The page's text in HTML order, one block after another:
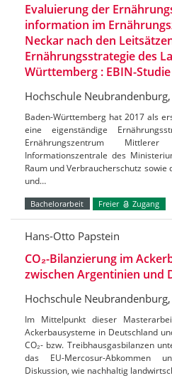
Evaluierung der
information im
Neckar nach den
Ernährungsstrategie des
Württemberg : EBIN-Studie
Hochschule
Baden-Württemberg hat 2017 als
eine eigenständige
Ernährungszentrum
Informationszentrale des
Raum und Verbraucherschutz
und…
Bachelorarbeit Freier Zugang
Hans-Otto Papstein
CO₂-Bilanzierung im
zwischen Argentinien und
Hochschule
Im Mittelpunkt dieser
Ackerbausysteme in Deutschland
CO₂- bzw. Treibhausgasbilanzen
das EU-Mercosur-Abkommen
Diskussion, wie nachhaltig